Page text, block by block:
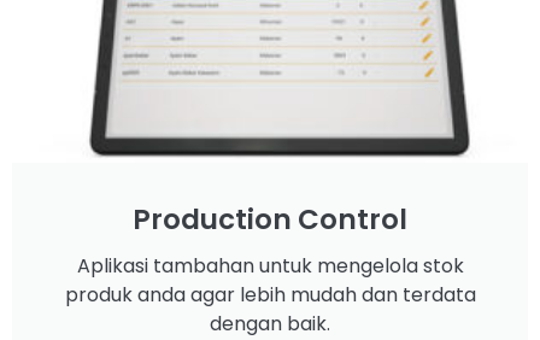
Production Control
Aplikasi tambahan untuk mengelola stok
produk anda agar lebih mudah dan terdata
dengan baik.